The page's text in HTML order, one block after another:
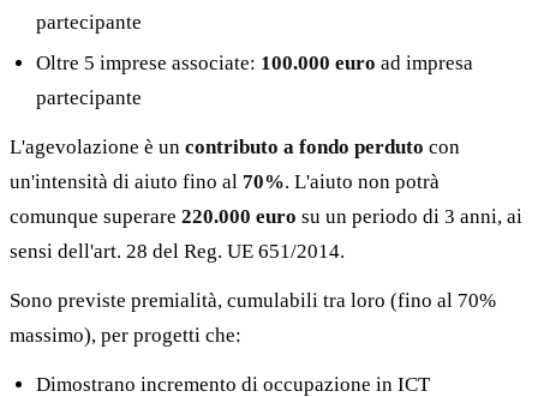
partecipante
Oltre 5 imprese associate: 100.000 euro ad impresa
partecipante
L'agevolazione è un contributo a fondo perduto con
un'intensità di aiuto fino al 70%. L'aiuto non potrà
comunque superare 220.000 euro su un periodo di 3 anni, ai
sensi dell'art. 28 del Reg. UE 651/2014.
Sono previste premialità, cumulabili tra loro (fino al 70%
massimo), per progetti che:
Dimostrano incremento di occupazione in ICT